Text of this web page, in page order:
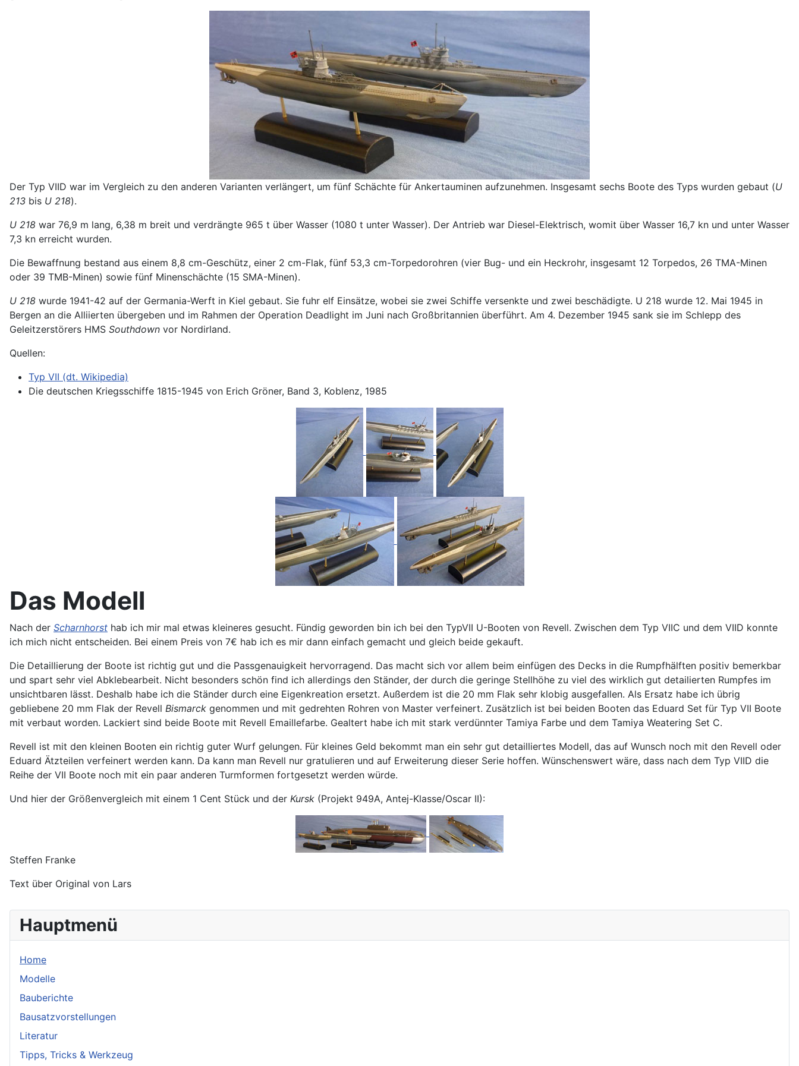
Hauptmenü
Home
Modelle
Bauberichte
Bausatzvorstellungen
Literatur
Tipps, Tricks & Werkzeug
Der Typ VIID war im Vergleich zu den anderen Varianten verlängert, um fünf Schächte für Ankertauminen aufzunehmen. Insgesamt sechs Boote des Typs wurden gebaut (U
213 bis U 218).
U 218 war 76,9 m lang, 6,38 m breit und verdrängte 965 t über Wasser (1080 t unter Wasser). Der Antrieb war Diesel-Elektrisch, womit über Wasser 16,7 kn und unter Wasser
7,3 kn erreicht wurden.
Die Bewaffnung bestand aus einem 8,8 cm-Geschütz, einer 2 cm-Flak, fünf 53,3 cm-Torpedorohren (vier Bug- und ein Heckrohr, insgesamt 12 Torpedos, 26 TMA-Minen
oder 39 TMB-Minen) sowie fünf Minenschächte (15 SMA-Minen).
U 218 wurde 1941-42 auf der Germania-Werft in Kiel gebaut. Sie fuhr elf Einsätze, wobei sie zwei Schiffe versenkte und zwei beschädigte. U 218 wurde 12. Mai 1945 in
Bergen an die Alliierten übergeben und im Rahmen der Operation Deadlight im Juni nach Großbritannien überführt. Am 4. Dezember 1945 sank sie im Schlepp des
Geleitzerstörers HMS Southdown vor Nordirland.
Quellen:
Typ VII (dt. Wikipedia)
Die deutschen Kriegsschiffe 1815-1945 von Erich Gröner, Band 3, Koblenz, 1985
Das Modell
Nach der Scharnhorst hab ich mir mal etwas kleineres gesucht. Fündig geworden bin ich bei den TypVII U-Booten von Revell. Zwischen dem Typ VIIC und dem VIID konnte
ich mich nicht entscheiden. Bei einem Preis von 7€ hab ich es mir dann einfach gemacht und gleich beide gekauft.
Die Detaillierung der Boote ist richtig gut und die Passgenauigkeit hervorragend. Das macht sich vor allem beim einfügen des Decks in die Rumpfhälften positiv bemerkbar
und spart sehr viel Abklebearbeit. Nicht besonders schön find ich allerdings den Ständer, der durch die geringe Stellhöhe zu viel des wirklich gut detailierten Rumpfes im
unsichtbaren lässt. Deshalb habe ich die Ständer durch eine Eigenkreation ersetzt. Außerdem ist die 20 mm Flak sehr klobig ausgefallen. Als Ersatz habe ich übrig
gebliebene 20 mm Flak der Revell Bismarck genommen und mit gedrehten Rohren von Master verfeinert. Zusätzlich ist bei beiden Booten das Eduard Set für Typ VII Boote
mit verbaut worden. Lackiert sind beide Boote mit Revell Emaillefarbe. Gealtert habe ich mit stark verdünnter Tamiya Farbe und dem Tamiya Weatering Set C.
Revell ist mit den kleinen Booten ein richtig guter Wurf gelungen. Für kleines Geld bekommt man ein sehr gut detailliertes Modell, das auf Wunsch noch mit den Revell oder
Eduard Ätzteilen verfeinert werden kann. Da kann man Revell nur gratulieren und auf Erweiterung dieser Serie hoffen. Wünschenswert wäre, dass nach dem Typ VIID die
Reihe der VII Boote noch mit ein paar anderen Turmformen fortgesetzt werden würde.
Und hier der Größenvergleich mit einem 1 Cent Stück und der Kursk (Projekt 949A, Antej-Klasse/Oscar II):
Steffen Franke
Text über Original von Lars